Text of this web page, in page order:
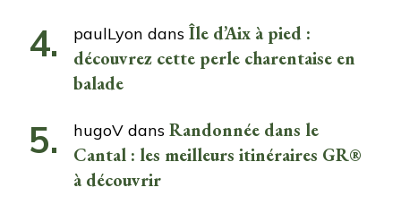
paulLyon dans Île d’Aix à pied :
découvrez cette perle charentaise en
balade
hugoV dans Randonnée dans le
Cantal : les meilleurs itinéraires GR®
à découvrir